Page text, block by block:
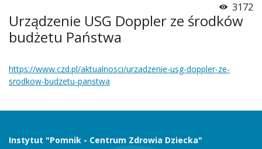
3172
Urządzenie USG Doppler ze środków
budżetu Państwa
https://www.czd.pl/aktualnosci/urzadzenie-usg-doppler-ze-
srodkow-budzetu-panstwa
Instytut "Pomnik - Centrum Zdrowia Dziecka"